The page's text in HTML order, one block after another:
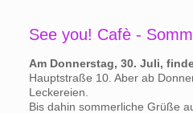
See you! Cafè -
Am Donnerstag, 30. Juli,
Hauptstraße 10. Aber ab
Leckereien.
Bis dahin sommerliche Grüße